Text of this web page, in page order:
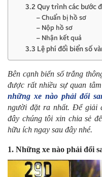
3.2 Quy trình các bước
– Chuẩn bị hồ sơ
– Nộp hồ sơ
– Nhận kết quả
3.3 Lệ phí đổi biển số
Bên cạnh biển số trắng
được rất nhiều sự quan
những xe nào phải đổi
người đặt ra nhất. Để giải
đây chúng tôi xin chia sẻ
hữu ích ngay sau đây nhé.
1. Những xe nào phải đổi